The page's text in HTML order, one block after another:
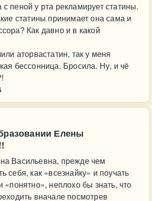
пеной у рта рекламирует статины.
статины принимает она сама и
Как давно и в какой
аторвастатин, так у меня
бессонница. Бросила. Ну, и чё
Елены
Васильевна, прежде чем
себя, как «всезнайку» и поучать
«понятно», неплохо бы знать, что
вначале посмотрев